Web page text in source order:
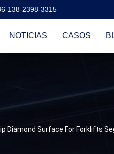
138-2398-3315
NOTICIAS CASOS
Diamond Surface For Forklifts